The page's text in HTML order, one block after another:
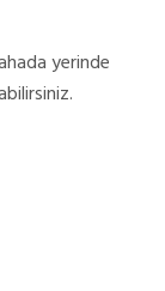
yerinde